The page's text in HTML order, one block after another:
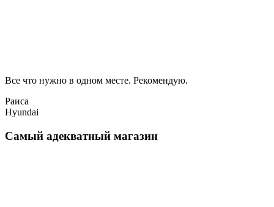
Все что нужно в одном месте. Рекомендую.
Раиса
Hyundai
Самый адекватный магазин